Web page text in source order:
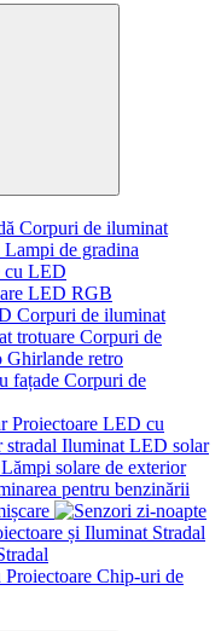
Corpuri de iluminat
Lampi de gradina
cu LED
LED RGB
Corpuri de iluminat
Corpuri de
Ghirlande retro
Corpuri de
Proiectoare LED cu
Iluminat LED solar
Lămpi solare de exterior
pentru benzinării
Chip-uri de